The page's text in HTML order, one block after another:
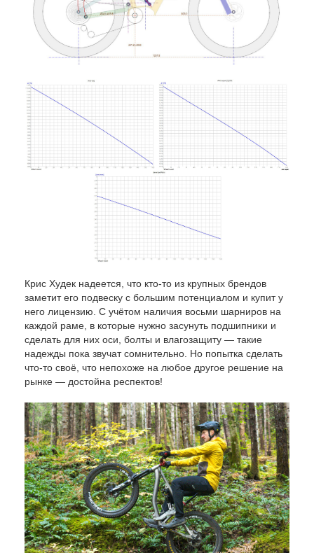
Крис Худек надеется, что кто-то из крупных брендов
заметит его подвеску с большим потенциалом и купит у
него лицензию. С учётом наличия восьми шарниров на
каждой раме, в которые нужно засунуть подшипники и
сделать для них оси, болты и влагозащиту — такие
надежды пока звучат сомнительно. Но попытка сделать
что-то своё, что непохоже на любое другое решение на
рынке — достойна респектов!